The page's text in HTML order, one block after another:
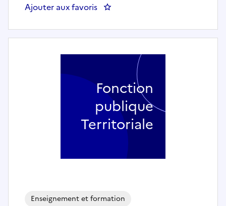
Ajouter aux favoris : Professeur de piano - ECOLE
Enseignement et formation
Fonction
publique
Territoriale